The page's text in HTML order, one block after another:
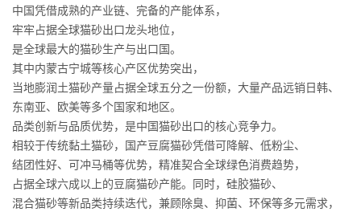
中国凭借成熟的产业链、完备的产能体系，
牢牢占据全球猫砂出口龙头地位，
是全球最大的猫砂生产与出口国。
其中内蒙古宁城等核心产区优势突出，
当地膨润土猫砂产量占据全球五分之一份额，大量产品远销日韩、
东南亚、欧美等多个国家和地区。
品类创新与品质优势，是中国猫砂出口的核心竞争力。
相较于传统黏土猫砂，国产豆腐猫砂凭借可降解、低粉尘、
结团性好、可冲马桶等优势，精准契合全球绿色消费趋势，
占据全球六成以上的豆腐猫砂产能。同时，硅胶猫砂、
混合猫砂等新品类持续迭代，兼顾除臭、抑菌、环保等多元需求，